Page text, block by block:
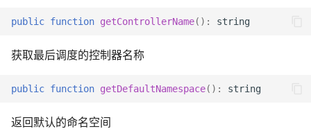
public function getControllerName() : string
获取最后调度的控制器名称
public function getDefaultNamespace() : string
返回默认的命名空间